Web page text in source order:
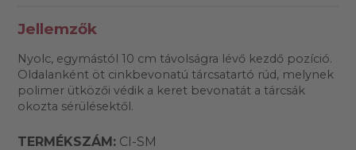
Jellemzők
Nyolc, egymástól 10 cm távolságra lévő kezdő pozíció.
Oldalanként öt cinkbevonatú tárcsatartó rúd, melynek
polimer ütközői védik a keret bevonatát a tárcsák
okozta sérülésektől.
TERMÉKSZÁM:CI-SM